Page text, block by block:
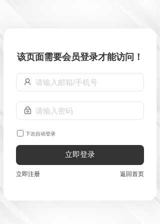
该页面需要会员登录才能访问！
下次自动登录
立即登录
立即注册 返回首页